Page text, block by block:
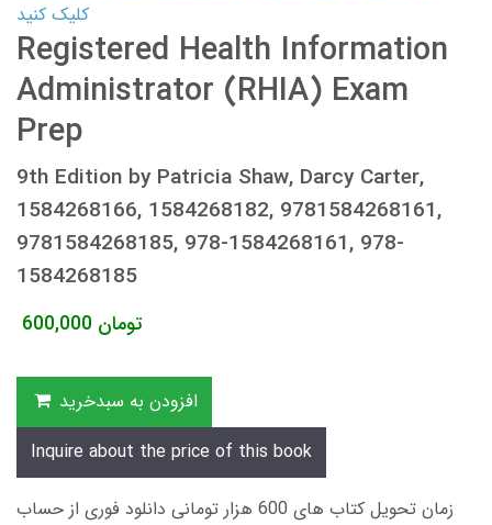
کلیک کنید
Registered Health Information
Administrator (RHIA) Exam
Prep
9th Edition by Patricia Shaw, Darcy Carter,
1584268166, 1584268182, 9781584268161,
9781584268185, 978-1584268161, 978-
1584268185
600,000 تومان
افزودن به سبدخرید
Inquire about the price of this book
زمان تحویل کتاب های 600 هزار تومانی دانلود فوری از حساب